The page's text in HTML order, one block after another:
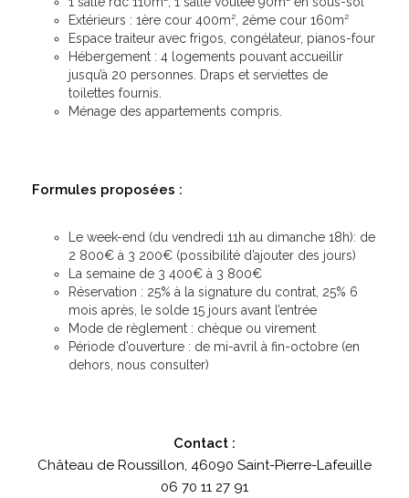
Extérieurs : 1ère cour 400m², 2ème cour 160m²
Espace traiteur avec frigos, congélateur, pianos-four
Hébergement : 4 logements pouvant accueillir
jusqu’à 20 personnes. Draps et serviettes de
toilettes fournis.
Ménage des appartements compris.
Formules proposées :
Le week-end (du vendredi 11h au dimanche 18h): de
2 800€ à 3 200€ (possibilité d’ajouter des jours)
La semaine de 3 400€ à 3 800€
Réservation : 25% à la signature du contrat, 25% 6
mois après, le solde 15 jours avant l’entrée
Mode de règlement : chèque ou virement
Période d’ouverture : de mi-avril à fin-octobre (en
dehors, nous consulter)
Contact :
Château de Roussillon, 46090 Saint-Pierre-Lafeuille
06 70 11 27 91